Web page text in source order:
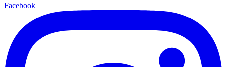
Facebook